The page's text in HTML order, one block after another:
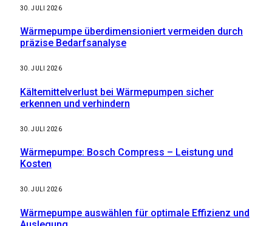
30. JULI 2026
Wärmepumpe überdimensioniert vermeiden durch
präzise Bedarfsanalyse
30. JULI 2026
Kältemittelverlust bei Wärmepumpen sicher
erkennen und verhindern
30. JULI 2026
Wärmepumpe: Bosch Compress – Leistung und
Kosten
30. JULI 2026
Wärmepumpe auswählen für optimale Effizienz und